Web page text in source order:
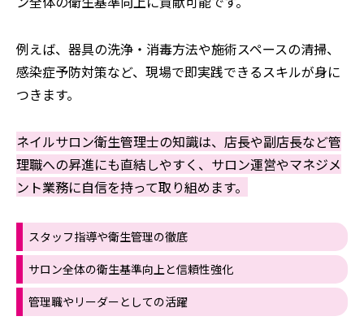
例えば、器具の洗浄・消毒方法や施術スペースの清掃、
感染症予防対策など、現場で即実践できるスキルが身に
つきます。
ネイルサロン衛生管理士の知識は、店長や副店長など管
理職への昇進にも直結しやすく、サロン運営やマネジメ
ント業務に自信を持って取り組めます。
スタッフ指導や衛生管理の徹底
サロン全体の衛生基準向上と信頼性強化
管理職やリーダーとしての活躍